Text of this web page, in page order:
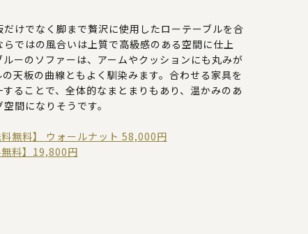
けでなく脚まで贅沢に使用したローテーブルを合
ではの風合いは上質で高級感のある空間に仕上
ーのソファーは、アームやクッションにも丸みが
天板の曲線ともよく馴染みます。合わせる家具を
ることで、全体的なまとまりもあり、温かみのあ
間になりそうです。
無料】 ウォールナット 58,000円
料】19,800円